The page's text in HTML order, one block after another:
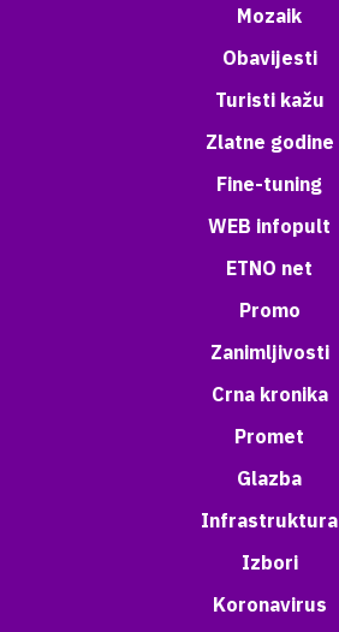
Mozaik
Obavijesti
Turisti kažu
Zlatne godine
Fine-tuning
WEB infopult
ETNO net
Promo
Zanimljivosti
Crna kronika
Promet
Glazba
Infrastruktura
Izbori
Koronavirus